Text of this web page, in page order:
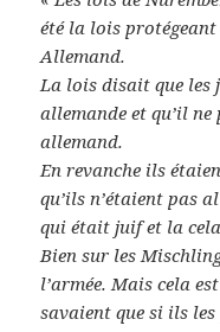
été la lois protégeant
Allemand.
La lois disait que les
allemande et qu’il
allemand.
En revanche ils
qu’ils n’étaient pas
qui était juif et la cela
Bien sur les
l’armée. Mais cela
savaient que si ils